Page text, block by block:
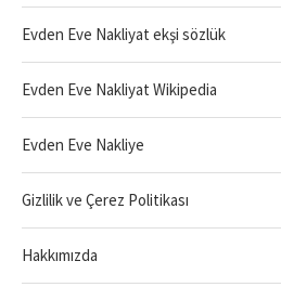
Evden Eve Nakliyat ekşi sözlük
Evden Eve Nakliyat Wikipedia
Evden Eve Nakliye
Gizlilik ve Çerez Politikası
Hakkımızda